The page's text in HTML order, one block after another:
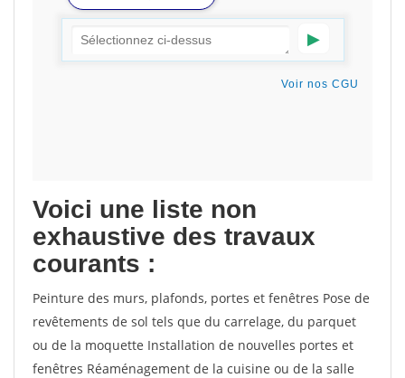
Voici une liste non
exhaustive des travaux
courants :
Peinture des murs, plafonds, portes et fenêtres Pose de
revêtements de sol tels que du carrelage, du parquet
ou de la moquette Installation de nouvelles portes et
fenêtres Réaménagement de la cuisine ou de la salle